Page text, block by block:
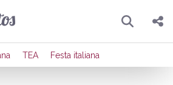
Pesquisar
Compartilhar
TEA Festa italiana